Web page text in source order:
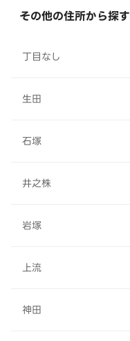
その他の住所から探す
丁目なし
生田
石塚
井之株
岩塚
上流
神田